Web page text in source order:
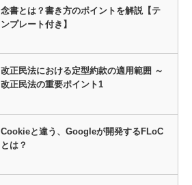
念書とは？書き方のポイントを解説【テ
ンプレート付き】
改正民法における定型約款の適用範囲 ～
改正民法の重要ポイント1
Cookieと違う、Googleが開発するFLoC
とは？